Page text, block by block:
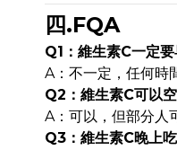
四.FQA
Q1：維生素C一定
A：不一定，任何時
Q2：維生素C可以
A：可以，但部分人
Q3：維生素C晚上